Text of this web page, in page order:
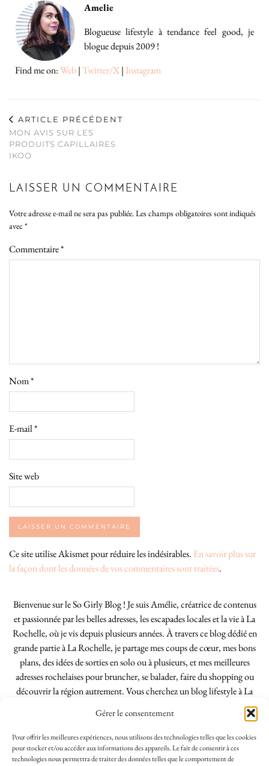
Gérer le consentement
Pour offrir les meilleures expériences, nous utilisons des technologies telles que les cookies
pour stocker et/ou accéder aux informations des appareils. Le fait de consentir à ces
technologies nous permettra de traiter des données telles que le comportement de
Amelie
Blogueuse lifestyle à tendance feel good, je
blogue depuis 2009 !
Find me on:Web|Twitter/X| Instagram
ARTICLE PRÉCÉDENT
MON AVIS SUR LES
PRODUITS CAPILLAIRES
IKOO
LAISSER UN COMMENTAIRE
Votre adresse e-mail ne sera pas publiée. Les champs obligatoires sont indiqués
avec *
Commentaire*
Nom*
E-mail*
Site web
Ce site utilise Akismet pour réduire les indésirables. En savoir plus sur
la façon dont les données de vos commentaires sont traitées.
Bienvenue sur le So Girly Blog ! Je suis Amélie, créatrice de contenus
et passionnée par les belles adresses, les escapades locales et la vie à La
Rochelle, où je vis depuis plusieurs années. À travers ce blog dédié en
grande partie à La Rochelle, je partage mes coups de cœur, mes bons
plans, des idées de sorties en solo ou à plusieurs, et mes meilleures
adresses rochelaises pour bruncher, se balader, faire du shopping ou
découvrir la région autrement. Vous cherchez un blog lifestyle à La
Rochelle, tenu par une locale ? Vous êtes au bon endroit. Que vous
soyez Rochelais·e ou de passage dans notre belle ville, j’espère que mes
articles vous aideront à profiter de La Rochelle comme un·e vrai·e
initié·e. !